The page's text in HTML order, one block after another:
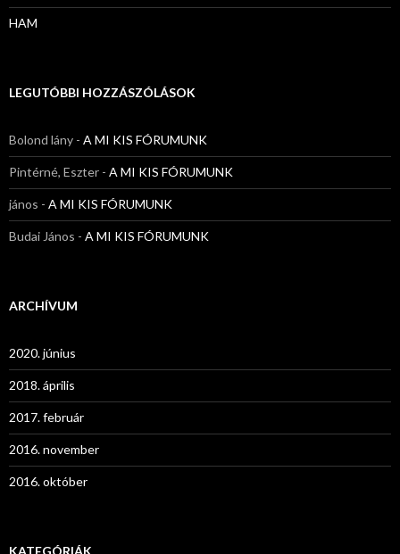
HAM
LEGUTÓBBI HOZZÁSZÓLÁSOK
Bolond lány - A MI KIS FÓRUMUNK
Pintérné, Eszter - A MI KIS FÓRUMUNK
jános - A MI KIS FÓRUMUNK
Budai János - A MI KIS FÓRUMUNK
ARCHÍVUM
2020. június
2018. április
2017. február
2016. november
2016. október